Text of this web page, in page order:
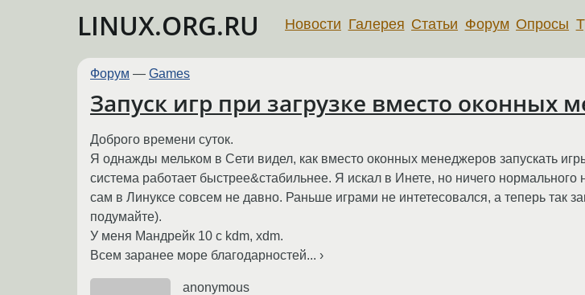
LINUX.ORG.RU Новости Галерея Статьи Форум Опросы
Форум — Games
Запуск игр при загрузке вместо оконных
Доброго времени суток.
Я однажды мельком в Сети видел, как вместо оконных менеджеров запускать
система работает быстрее&стабильнее. Я искал в Инете, но ничего
сам в Линуксе совсем не давно. Раньше играми не интетесовался, а теперь так
подумайте).
У меня Мандрейк 10 с kdm, xdm.
Всем заранее море благодарностей... ›
anonymous